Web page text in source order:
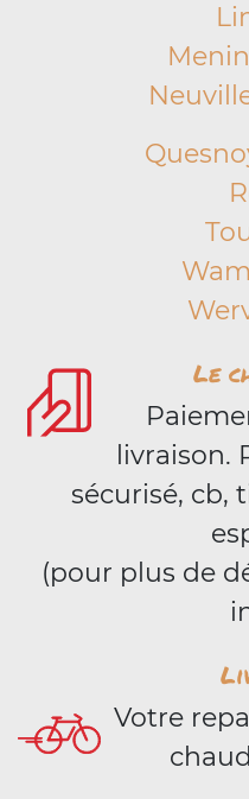
Le
livraison.
sécurisé, cb,
(pour plus de
Votre